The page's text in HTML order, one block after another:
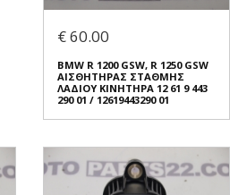
€ 60.00
BMW R 1200 GSW, R 1250 GSW
ΑΙΣΘΗΤΗΡΑΣ ΣΤΑΘΜΗΣ
ΛΑΔΙΟΥ ΚΙΝΗΤΗΡΑ 12 61 9 443
290 01 / 12619443290 01